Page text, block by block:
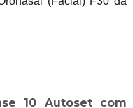
10 Autoset com